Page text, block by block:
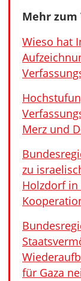
Mehr zum
Wieso hat
Merz und
zu
Holzdorf in
für Gaza